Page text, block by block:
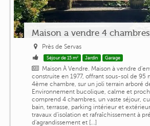
Maison a vendre 4
Près de Servas
Séjour de 15 m² Jardin Garage
Maison À Vendre. Maison à vendre
construite en 1977, offrant sous-sol de 95
4ème chambre, sur un joli terrain arboré
Environnement bucolique, calme et
comprend 4 chambres, un vaste séjour,
bain, terrasse, parking intérieur et
travaux d'isolation et rafraîchissement à
d'agrandissement et [...]